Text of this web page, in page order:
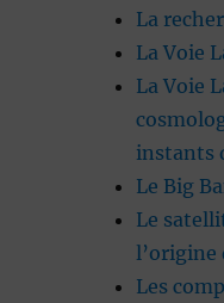
La
La Voie
La Voie
instants
Le Big
Le
l’origine
Les